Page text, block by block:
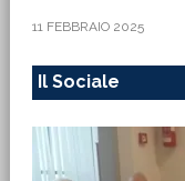
11 FEBBRAIO 2025
Il Sociale